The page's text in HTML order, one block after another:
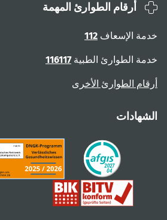
أرقام الطوارئ المهمة
الإسعاف112
الطوارئ الطبية116117
الطوارئ الأخرى